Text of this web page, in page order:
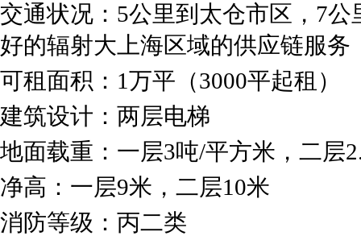
交通状况：5公里到太仓市区，7
好的辐射大上海区域的供应链服务
可租面积：1万平（3000平起租）
建筑设计：两层电梯
地面载重：一层3吨/平方米，二层
净高：一层9米，二层10米
消防等级：丙二类